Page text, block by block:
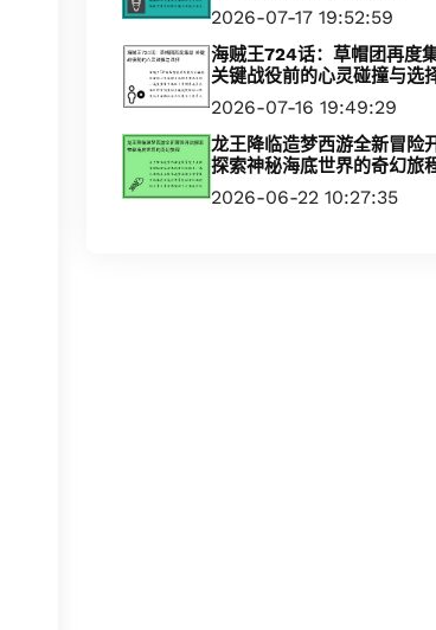
2026-07-17 19:52:59
海贼王724话：草帽团再度
关键战役前的心灵碰撞与选
2026-07-16 19:49:29
龙王降临造梦西游全新冒险
探索神秘海底世界的奇幻旅
2026-06-22 10:27:35